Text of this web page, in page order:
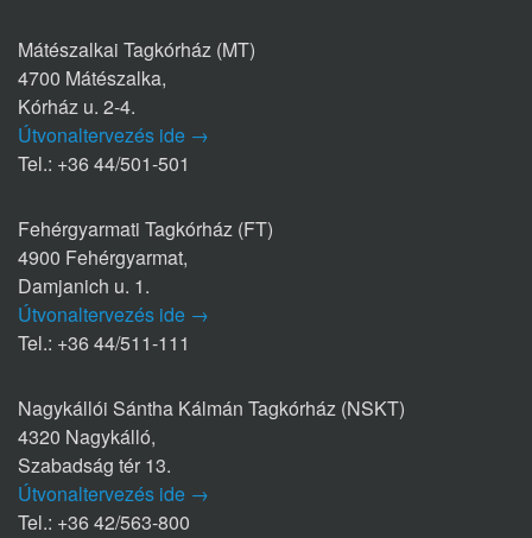
Mátészalkai Tagkórház (MT)
4700 Mátészalka,
Kórház u. 2-4.
Útvonaltervezés ide →
Tel.: +36 44/501-501
Fehérgyarmati Tagkórház (FT)
4900 Fehérgyarmat,
Damjanich u. 1.
Útvonaltervezés ide →
Tel.: +36 44/511-111
Nagykállói Sántha Kálmán Tagkórház (NSKT)
4320 Nagykálló,
Szabadság tér 13.
Útvonaltervezés ide →
Tel.: +36 42/563-800